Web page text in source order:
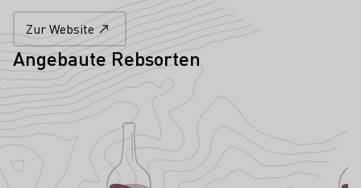
Zur Website
Angebaute Rebsorten